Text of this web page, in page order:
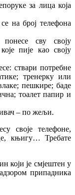
за лица која
на број телефона
сву своју
пије као своју
ствари потребне
тренерку или
пешкире; баде
тоалет папир и
– по жељи.
своје телефоне,
књигу… Требате
који је смјештен у
припадника